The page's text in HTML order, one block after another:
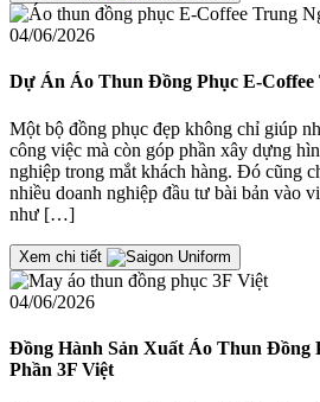
04/06/2026
Dự Án Áo Thun Đồng Phục E-Coffee
Một bộ đồng phục đẹp không chỉ giúp
công việc mà còn góp phần xây dựng
nghiệp trong mắt khách hàng. Đó cũng
nhiều doanh nghiệp đầu tư bài bản vào
như […]
Xem chi tiết
04/06/2026
Đồng Hành Sản Xuất Áo Thun Đồng
Phần 3F Việt